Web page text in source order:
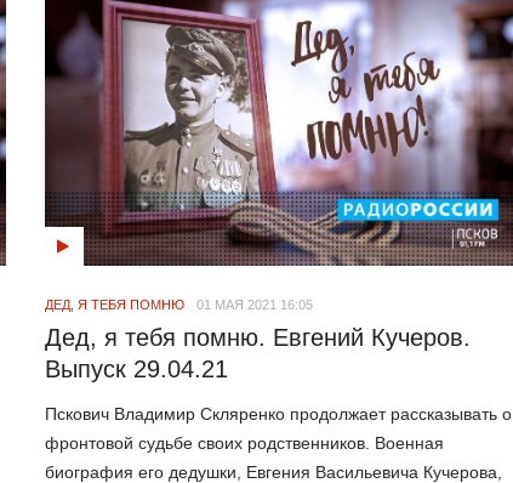
ДЕД, Я ТЕБЯ ПОМНЮ 01 МАЯ 2021 16:05
Дед, я тебя помню. Евгений Кучеров.
Выпуск 29.04.21
Пскович Владимир Скляренко продолжает рассказывать о
фронтовой судьбе своих родственников. Военная
биография его дедушки, Евгения Васильевича Кучерова,